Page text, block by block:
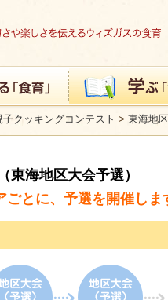
クッキングコンテスト > 東海地
（東海地区大会予選）
ごとに、予選を開催しま